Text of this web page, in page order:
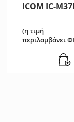
ICOM IC-
(η τιμή
περιλαμβάνει